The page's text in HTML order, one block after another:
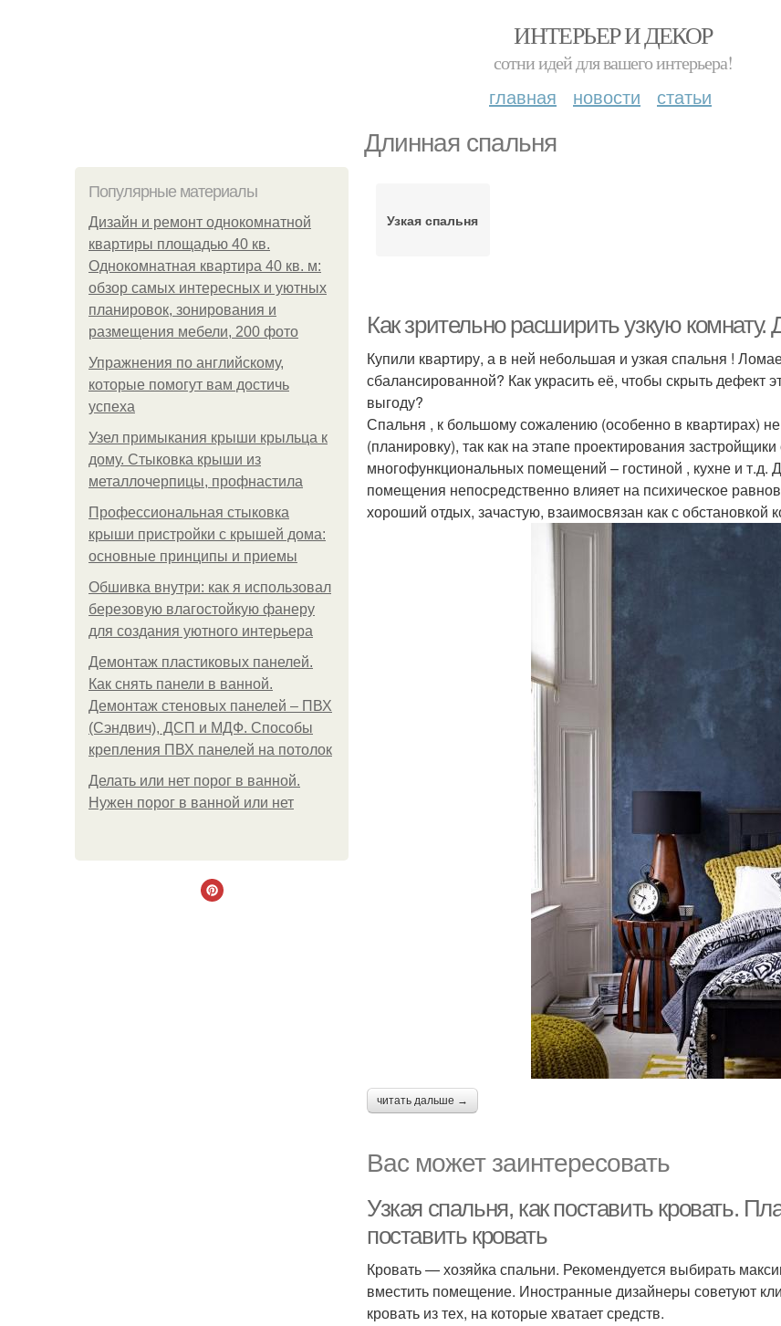
ИНТЕРЬЕР И ДЕКОР
сотни идей для вашего интерьера!
главная новости статьи
Длинная спальня
Популярные материалы
Дизайн и ремонт однокомнатной
квартиры площадью 40 кв.
Однокомнатная квартира 40 кв. м:
обзор самых интересных и уютных
планировок, зонирования и
размещения мебели, 200 фото
Упражнения по английскому,
которые помогут вам достичь
успеха
Узел примыкания крыши крыльца к
дому. Стыковка крыши из
металлочерпицы, профнастила
Профессиональная стыковка
крыши пристройки с крышей дома:
основные принципы и приемы
Обшивка внутри: как я использовал
березовую влагостойкую фанеру
для создания уютного интерьера
Демонтаж пластиковых панелей.
Как снять панели в ванной.
Демонтаж стеновых панелей – ПВХ
(Сэндвич), ДСП и МДФ. Способы
крепления ПВХ панелей на потолок
Делать или нет порог в ванной.
Нужен порог в ванной или нет
Узкая спальня
Как зрительно расширить узкую
Купили квартиру, а в ней небольшая и узкая спальня !
сбалансированной? Как украсить её, чтобы скрыть дефект
выгоду?
Спальня , к большому сожалению (особенно в квартирах)
(планировку), так как на этапе проектирования
многофункциональных помещений – гостиной , кухне и т.д.
помещения непосредственно влияет на психическое
хороший отдых, зачастую, взаимосвязан как с
читать дальше →
Вас может заинтересовать
Узкая спальня, как поставить кровать.
поставить кровать
Кровать — хозяйка спальни. Рекомендуется выбирать
вместить помещение. Иностранные дизайнеры советуют
кровать из тех, на которые хватает средств.